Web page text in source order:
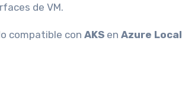
de VM.
compatible con AKS en Azure Local